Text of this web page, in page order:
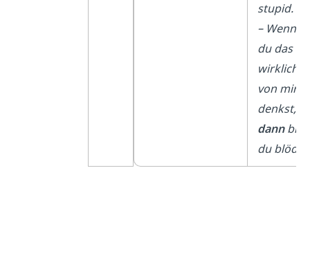
stupid.
– Wenn
du das
wirklich
von mir
denkst,
dannbist
du blöd.